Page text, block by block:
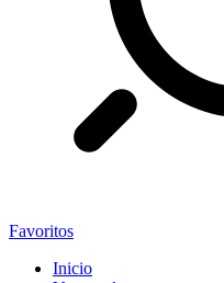
Favoritos
Inicio